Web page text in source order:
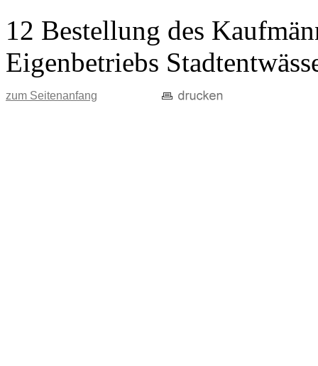
12 Bestellung des
Eigenbetriebs
zum Seitenanfang